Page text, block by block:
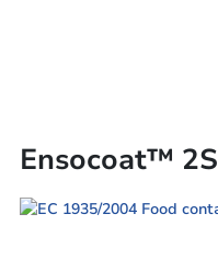
Ensocoat™ 2S